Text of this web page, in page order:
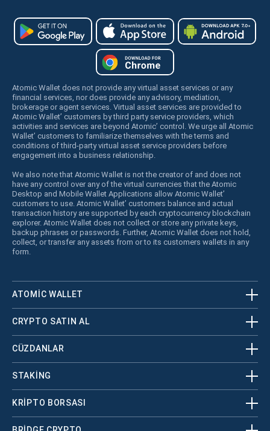
Atomic Wallet does not provide any virtual asset services or any
financial services, nor does provide any advisory, mediation,
brokerage or agent services. Virtual asset services are provided to
Atomic Wallet’ customers by third party service providers, which
activities and services are beyond Atomic’ control. We urge all Atomic
Wallet’ customers to familiarize themselves with the terms and
conditions of third-party virtual asset service providers before
engagement into a business relationship.
We also note that Atomic Wallet is not the creator of and does not
have any control over any of the virtual currencies that the Atomic
Desktop and Mobile Wallet Applications allow Atomic Wallet’
customers to use. Atomic Wallet’ customers balance and actual
transaction history are supported by each cryptocurrency blockchain
explorer. Atomic Wallet does not collect or store any private keys,
backup phrases or passwords. Further, Atomic Wallet does not hold,
collect, or transfer any assets from or to its customers wallets in any
form.
ATOMIC WALLET
CRYPTO SATIN AL
CÜZDANLAR
STAKING
KRİPTO BORSASI